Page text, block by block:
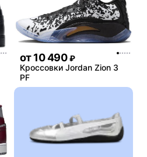
от10 490 ₽
Кроссовки Jordan Zion 3
PF